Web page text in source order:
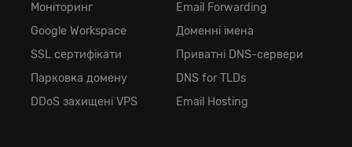
Моніторинг
Google Workspace
SSL сертифікати
Парковка домену
DDoS захищені VPS
Email Forwarding
Доменні імена
Приватні DNS-сервери
DNS for TLDs
Email Hosting